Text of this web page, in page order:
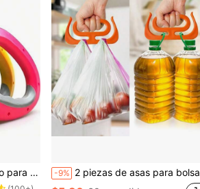
del hogar, evita que las bolsas se rompan
-9% 2 piezas de asas para bolsas de compras de uso pesado - Asas ergonómicas multiusos para compras, viajes, hogar y cocina | Herramienta de almacenamiento portátil que ahorra esfuerzo. Perfectas para bolsas de compras, cubetas, latas de pintura, perchas y talla grande. Flores del Día de la Madre, regalos personalizados para mamá, regalos temporales, ideas para el Día de la Madre, regalos del Día de la Madre, tarjetas hechas a mano para mamá, mejores regalos del Día de la